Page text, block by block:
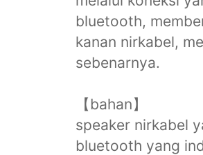
bluetooth,
kanan nirkabel,
sebenarnya.
【bahan】
speaker nirkabel
bluetooth yang